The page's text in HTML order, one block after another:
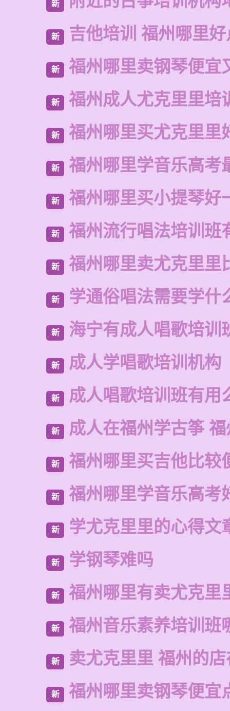
新
新 吉他培训 福州哪里好
新 福州哪里卖钢琴便宜
新 福州成人尤克里里培
新 福州哪里买尤克里里
新 福州哪里学音乐高考
新 福州哪里买小提琴好
新 福州流行唱法培训班
新 福州哪里卖尤克里里
新 学通俗唱法需要学什
新 海宁有成人唱歌培训
新 成人学唱歌培训机构
新 成人唱歌培训班有用
新 成人在福州学古筝
新 福州哪里买吉他比较
新 福州哪里学音乐高考
新 学尤克里里的心得文
新 学钢琴难吗
新 福州哪里有卖尤克里
新 福州音乐素养培训班
新 卖尤克里里 福州的
新 福州哪里卖钢琴便宜